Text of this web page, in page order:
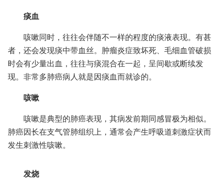
痰血
咳嗽同时，往往会伴随不一样的程度的痰液表现。有甚
者，还会发现痰中带血丝。肿瘤炎症致坏死、毛细血管破损
时会有少量出血，往往与痰混合在一起，呈间歇或断续发
现。非常多肺癌病人就是因痰血而就诊的。
咳嗽
咳嗽是典型的肺癌表现，其病发前期同感冒极为相似。
肺癌因长在支气管肺组织上，通常会产生呼吸道刺激症状而
发生刺激性咳嗽。
发烧